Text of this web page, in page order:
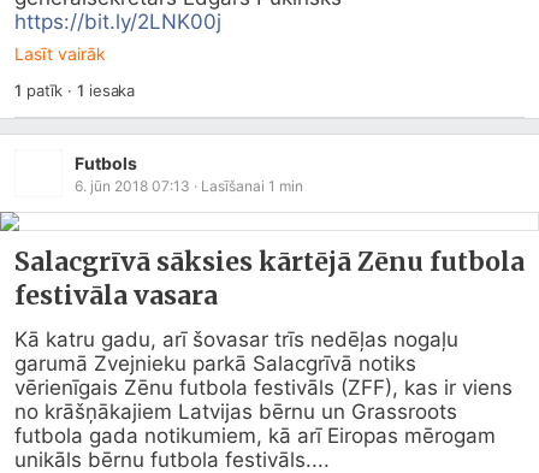
https://bit.ly/2LNK00j
Lasīt vairāk
1 patīk ·1 iesaka
Futbols
6. jūn 2018 07:13 · Lasīšanai 1 min
Salacgrīvā sāksies kārtējā Zēnu futbola
festivāla vasara
Kā katru gadu, arī šovasar trīs nedēļas nogaļu
garumā Zvejnieku parkā Salacgrīvā notiks
vērienīgais Zēnu futbola festivāls (ZFF), kas ir viens
no krāšņākajiem Latvijas bērnu un Grassroots
futbola gada notikumiem, kā arī Eiropas mērogam
unikāls bērnu futbola festivāls....